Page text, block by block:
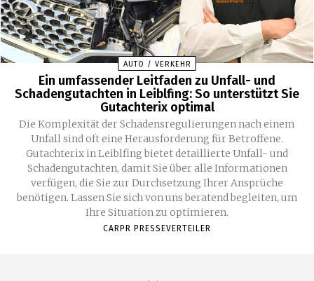
AUTO / VERKEHR
Ein umfassender Leitfaden zu Unfall- und
Schadengutachten in Leiblfing: So unterstützt Sie
Gutachterix optimal
Die Komplexität der Schadensregulierungen nach einem
Unfall sind oft eine Herausforderung für Betroffene.
Gutachterix in Leiblfing bietet detaillierte Unfall- und
Schadengutachten, damit Sie über alle Informationen
verfügen, die Sie zur Durchsetzung Ihrer Ansprüche
benötigen. Lassen Sie sich von uns beratend begleiten, um
Ihre Situation zu optimieren.
CARPR PRESSEVERTEILER